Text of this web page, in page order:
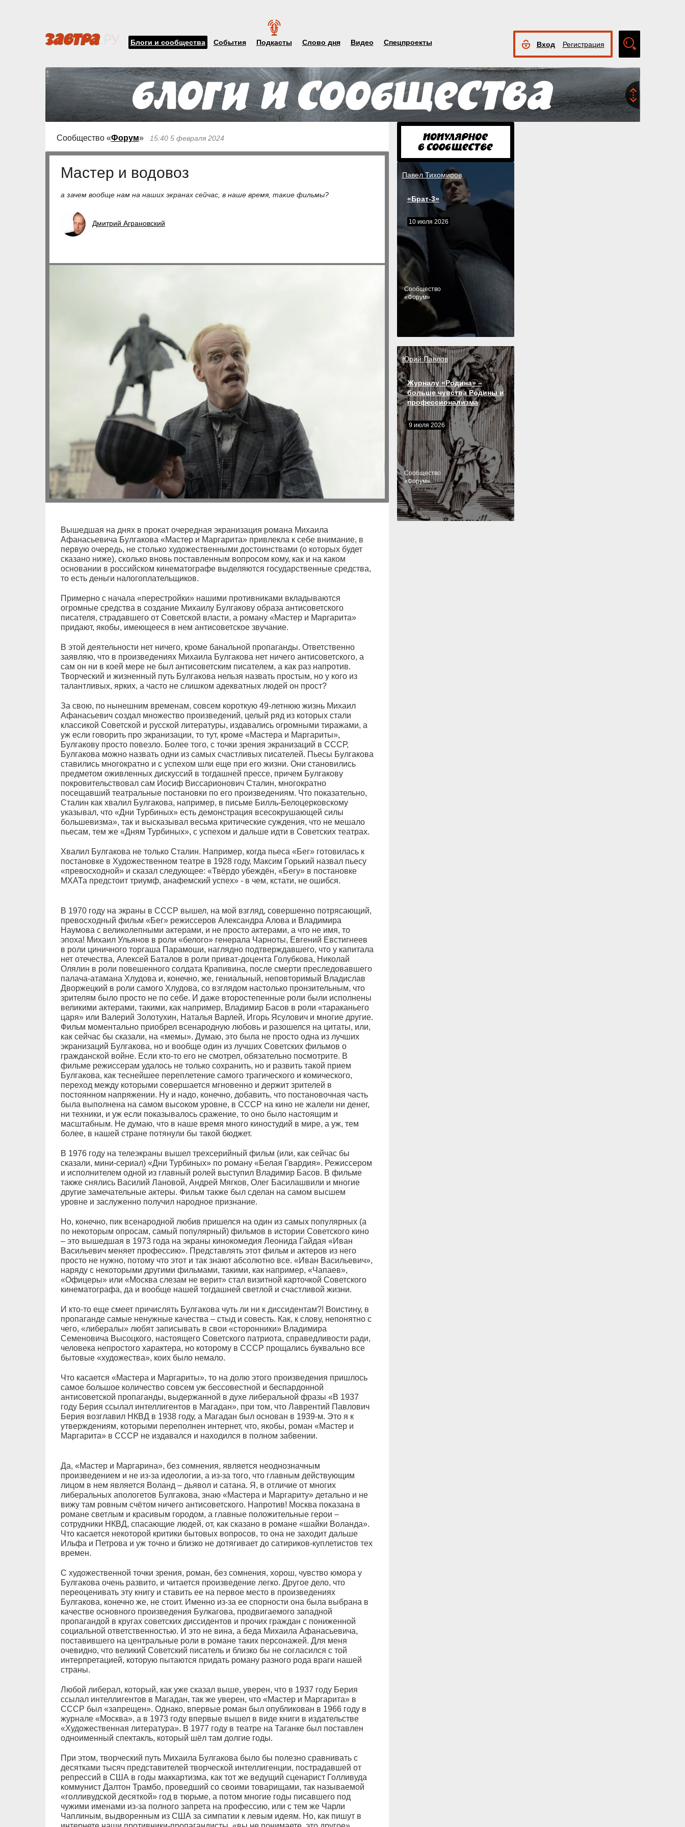
Блоги и сообщества События Подкасты Слово дня Видео Спецпроекты Вход Регистрация
поиск
Сообщество «Форум» 15:40 5 февраля 2024
Мастер и водовоз
а зачем вообще нам на наших экранах сейчас, в наше время, такие фильмы?
Дмитрий Аграновский
Вышедшая на днях в прокат очередная экранизация романа Михаила
Афанасьевича Булгакова «Мастер и Маргарита» привлекла к себе внимание, в
первую очередь, не столько художественными достоинствами (о которых будет
сказано ниже), сколько вновь поставленным вопросом кому, как и на каком
основании в российском кинематографе выделяются государственные средства,
то есть деньги налогоплательщиков.
Примерно с начала «перестройки» нашими противниками вкладываются
огромные средства в создание Михаилу Булгакову образа антисоветского
писателя, страдавшего от Советской власти, а роману «Мастер и Маргарита»
придают, якобы, имеющееся в нем антисоветское звучание.
В этой деятельности нет ничего, кроме банальной пропаганды. Ответственно
заявляю, что в произведениях Михаила Булгакова нет ничего антисоветского, а
сам он ни в коей мере не был антисоветским писателем, а как раз напротив.
Творческий и жизненный путь Булгакова нельзя назвать простым, но у кого из
талантливых, ярких, а часто не слишком адекватных людей он прост?
За свою, по нынешним временам, совсем короткую 49-летнюю жизнь Михаил
Афанасьевич создал множество произведений, целый ряд из которых стали
классикой Советской и русской литературы, издавались огромными тиражами, а
уж если говорить про экранизации, то тут, кроме «Мастера и Маргариты»,
Булгакову просто повезло. Более того, с точки зрения экранизаций в СССР,
Булгакова можно назвать одни из самых счастливых писателей. Пьесы Булгакова
ставились многократно и с успехом шли еще при его жизни. Они становились
предметом оживленных дискуссий в тогдашней прессе, причем Булгакову
покровительствовал сам Иосиф Виссарионович Сталин, многократно
посещавший театральные постановки по его произведениям. Что показательно,
Сталин как хвалил Булгакова, например, в письме Билль-Белоцерковскому
указывал, что «Дни Турбиных» есть демонстрация всесокрушающей силы
большевизма», так и высказывал весьма критические суждения, что не мешало
пьесам, тем же «Дням Турбиных», с успехом и дальше идти в Советских театрах.
Хвалил Булгакова не только Сталин. Например, когда пьеса «Бег» готовилась к
постановке в Художественном театре в 1928 году, Максим Горький назвал пьесу
«превосходной» и сказал следующее: «Твёрдо убеждён, «Бегу» в постановке
МХАТа предстоит триумф, анафемский успех» - в чем, кстати, не ошибся.
В 1970 году на экраны в СССР вышел, на мой взгляд, совершенно потрясающий,
превосходный фильм «Бег» режиссеров Александра Алова и Владимира
Наумова с великолепными актерами, и не просто актерами, а что не имя, то
эпоха! Михаил Ульянов в роли «белого» генерала Чарноты, Евгений Евстигнеев
в роли циничного торгаша Парамоши, наглядно подтверждавшего, что у капитала
нет отечества, Алексей Баталов в роли приват-доцента Голубкова, Николай
Олялин в роли повешенного солдата Крапивина, после смерти преследовавшего
палача-атамана Хлудова и, конечно, же, гениальный, неповторимый Владислав
Дворжецкий в роли самого Хлудова, со взглядом настолько пронзительным, что
зрителям было просто не по себе. И даже второстепенные роли были исполнены
великими актерами, такими, как например, Владимир Басов в роли «тараканьего
царя» или Валерий Золотухин, Наталья Варлей, Игорь Ясулович и многие другие.
Фильм моментально приобрел всенародную любовь и разошелся на цитаты, или,
как сейчас бы сказали, на «мемы». Думаю, это была не просто одна из лучших
экранизаций Булгакова, но и вообще один из лучших Советских фильмов о
гражданской войне. Если кто-то его не смотрел, обязательно посмотрите. В
фильме режиссерам удалось не только сохранить, но и развить такой прием
Булгакова, как теснейшее переплетение самого трагического и комического,
переход между которыми совершается мгновенно и держит зрителей в
постоянном напряжении. Ну и надо, конечно, добавить, что постановочная часть
была выполнена на самом высоком уровне, в СССР на кино не жалели ни денег,
ни техники, и уж если показывалось сражение, то оно было настоящим и
масштабным. Не думаю, что в наше время много киностудий в мире, а уж, тем
более, в нашей стране потянули бы такой бюджет.
В 1976 году на телеэкраны вышел трехсерийный фильм (или, как сейчас бы
сказали, мини-сериал) «Дни Турбиных» по роману «Белая Гвардия». Режиссером
и исполнителем одной из главный ролей выступил Владимир Басов. В фильме
также снялись Василий Лановой, Андрей Мягков, Олег Басилашвили и многие
другие замечательные актеры. Фильм также был сделан на самом высшем
уровне и заслуженно получил народное признание.
Но, конечно, пик всенародной любив пришелся на один из самых популярных (а
по некоторым опросам, самый популярный) фильмов в истории Советского кино
– это вышедшая в 1973 года на экраны кинокомедия Леонида Гайдая «Иван
Васильевич меняет профессию». Представлять этот фильм и актеров из него
просто не нужно, потому что этот и так знают абсолютно все. «Иван Васильевич»,
наряду с некоторыми другими фильмами, такими, как например, «Чапаев»,
«Офицеры» или «Москва слезам не верит» стал визитной карточкой Советского
кинематографа, да и вообще нашей тогдашней светлой и счастливой жизни.
И кто-то еще смеет причислять Булгакова чуть ли ни к диссидентам?! Воистину, в
пропаганде самые ненужные качества – стыд и совесть. Как, к слову, непонятно с
чего, «либералы» любят записывать в свои «сторонники» Владимира
Семеновича Высоцкого, настоящего Советского патриота, справедливости ради,
человека непростого характера, но которому в СССР прощались буквально все
бытовые «художества», коих было немало.
Что касается «Мастера и Маргариты», то на долю этого произведения пришлось
самое большое количество совсем уж бессовестной и беспардонной
антисоветской пропаганды, выдержанной в духе либеральной фразы «В 1937
году Берия ссылал интеллигентов в Магадан», при том, что Лаврентий Павлович
Берия возглавил НКВД в 1938 году, а Магадан был основан в 1939-м. Это я к
утверждениям, которыми переполнен интернет, что, якобы, роман «Мастер и
Маргарита» в СССР не издавался и находился в полном забвении.
Да, «Мастер и Маргарина», без сомнения, является неоднозначным
произведением и не из-за идеологии, а из-за того, что главным действующим
лицом в нем является Воланд – дьявол и сатана. Я, в отличие от многих
либеральных апологетов Булгакова, знаю «Мастера и Маргариту» детально и не
вижу там ровным счётом ничего антисоветского. Напротив! Москва показана в
романе светлым и красивым городом, а главные положительные герои –
сотрудники НКВД, спасающие людей, от, как сказано в романе «шайки Воланда».
Что касается некоторой критики бытовых вопросов, то она не заходит дальше
Ильфа и Петрова и уж точно и близко не дотягивает до сатириков-куплетистов тех
времен.
С художественной точки зрения, роман, без сомнения, хорош, чувство юмора у
Булгакова очень развито, и читается произведение легко. Другое дело, что
переоценивать эту книгу и ставить ее на первое место в произведениях
Булгакова, конечно же, не стоит. Именно из-за ее спорности она была выбрана в
качестве основного произведения Булкагова, продвигаемого западной
пропагандой в кругах советских диссидентов и прочих граждан с пониженной
социальной ответственностью. И это не вина, а беда Михаила Афанасьевича,
поставившего на центральные роли в романе таких персонажей. Для меня
очевидно, что великий Советский писатель и близко бы не согласился с той
интерпретацией, которую пытаются придать роману разного рода враги нашей
страны.
Любой либерал, который, как уже сказал выше, уверен, что в 1937 году Берия
ссылал интеллигентов в Магадан, так же уверен, что «Мастер и Маргарита» в
СССР был «запрещен». Однако, впервые роман был опубликован в 1966 году в
журнале «Москва», а в 1973 году впервые вышел в виде книги в издательстве
«Художественная литература». В 1977 году в театре на Таганке был поставлен
одноименный спектакль, который шёл там долгие годы.
При этом, творческий путь Михаила Булгакова было бы полезно сравнивать с
десятками тысяч представителей творческой интеллигенции, пострадавшей от
репрессий в США в годы маккартизма, как тот же ведущий сценарист Голливуда
коммунист Далтон Трамбо, проведший со своими товарищами, так называемой
«голливудской десяткой» год в тюрьме, а потом многие годы писавшего под
чужими именами из-за полного запрета на профессию, или с тем же Чарли
Чаплиным, выдворенным из США за симпатии к левым идеям. Но, как пишут в
Павел Тихомиров
«Брат-3»
10 июля 2026
Cообщество
«Форум»
Юрий Павлов
Журналу «Родина» –
больше чувства Родины и
профессионализма
9 июля 2026
Cообщество
«Форум»